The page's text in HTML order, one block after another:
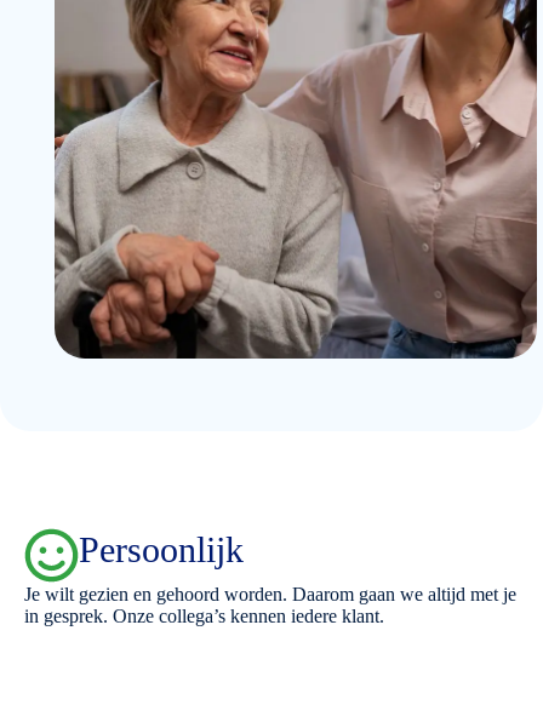
Persoonlijk
Je wilt gezien en gehoord worden. Daarom gaan we altijd met je
in gesprek. Onze collega’s kennen iedere klant.